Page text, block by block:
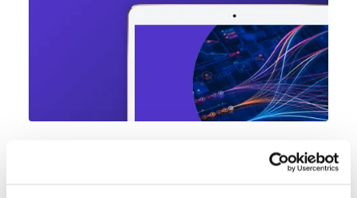
生成AIの導入で保険業界はどう変わる